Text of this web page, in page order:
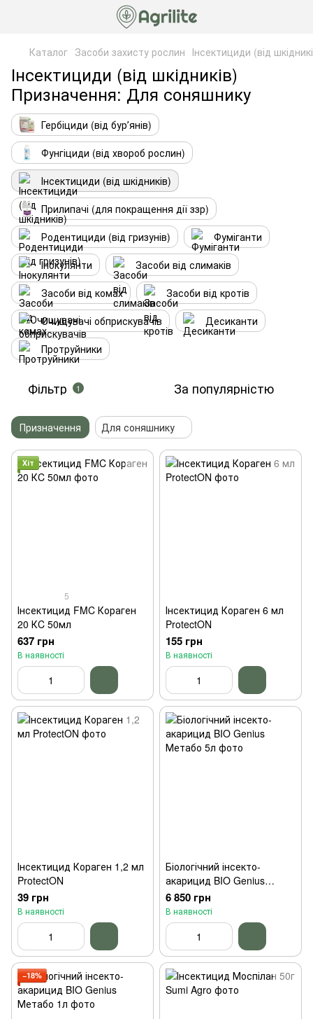
Каталог Засоби захисту рослин Інсектициди (від
Інсектициди (від шкідників)
Призначення: Для соняшнику
Гербіциди (від бурʼянів)
Фунгіциди (від хвороб рослин)
Інсектициди (від шкідників)
Прилипачі (для покращення дії ззр)
Родентициди (від гризунів)
Фуміганти
Інокулянти
Засоби від слимаків
Засоби від комах
Засоби від кротів
Очищувачі обприскувачів
Десиканти
Протруйники
Фільтр 1 За популярністю
Призначення Для соняшнику
Хіт
5
Інсектицид FMC Кораген
20 КC 50мл
637 грн
В наявності
Інсектицид Кораген 6 мл
ProtectON
155 грн
В наявності
Інсектицид Кораген 1,2 мл
ProtectON
39 грн
В наявності
Біологічний інсекто-
акарицид BIO Genius
Метабо 5л
6 850 грн
В наявності
−18%